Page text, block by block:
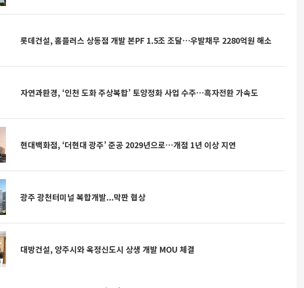
롯데건설, 홈플러스 상동점 개발 본PF 1.5조 조달⋯우발채무 2280억원 해소
자연과환경, ‘인천 도화 주상복합’ 토양정화 사업 수주…흑자전환 가속도
현대백화점, ‘더현대 광주’ 준공 2029년으로…개점 1년 이상 지연
광주 광천터미널 복합개발...막판 협상
대방건설, 양주시와 옥정신도시 상생 개발 MOU 체결